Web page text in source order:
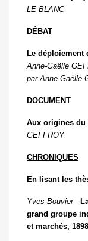
LE BLANC
DÉBAT
Le déploiement
Anne-Gaëlle G
par Anne-Gaëlle
DOCUMENT
Aux origines du
GEFFROY
CHRONIQUES
En lisant les
Yves Bouvier -
grand groupe
et marchés,